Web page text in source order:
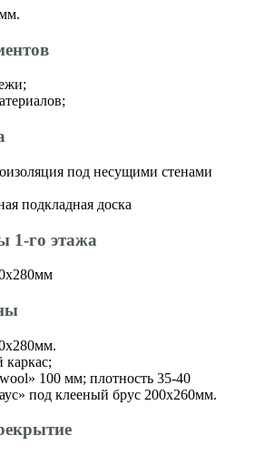
под несущими стенами
подкладная доска
1-го этажа
100 мм; плотность 35-40
под клееный брус 200х260мм.